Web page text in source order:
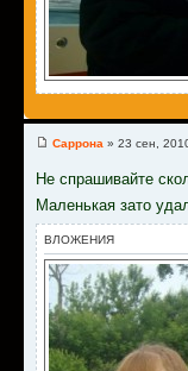
Саррона » 23 сен,
Не спрашивайте
Маленькая зато
ВЛОЖЕНИЯ